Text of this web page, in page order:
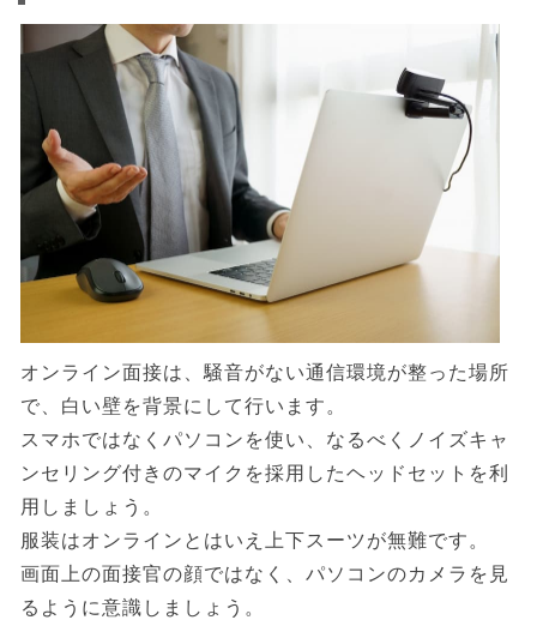
オンライン面接は、騒音がない通信環境が整った場所
で、白い壁を背景にして行います。
スマホではなくパソコンを使い、なるべくノイズキャ
ンセリング付きのマイクを採用したヘッドセットを利
用しましょう。
服装はオンラインとはいえ上下スーツが無難です。
画面上の面接官の顔ではなく、パソコンのカメラを見
るように意識しましょう。